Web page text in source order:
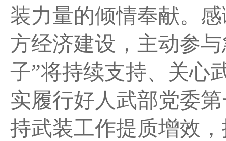
装力量的倾情奉献。
方经济建设，主动参
子”将持续支持、关心
实履行好人武部党委
持武装工作提质增效